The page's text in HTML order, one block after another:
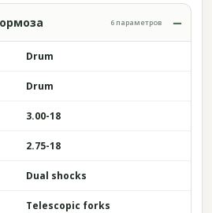
6 параметров
Drum
Drum
3.00-18
2.75-18
Dual shocks
Telescopic forks